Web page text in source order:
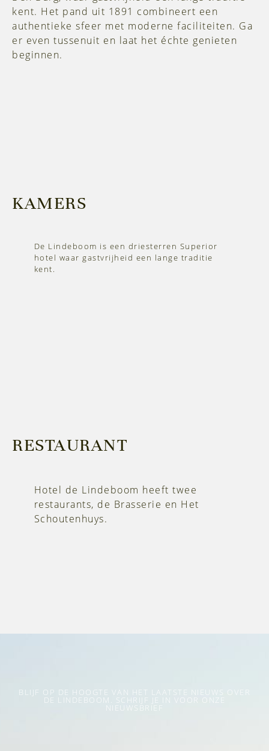
kent. Het pand uit 1891 combineert een
authentieke sfeer met moderne faciliteiten. Ga
er even tussenuit en laat het échte genieten
beginnen.
KAMERS
De Lindeboom is een driesterren Superior
hotel waar gastvrijheid een lange traditie
kent.
RESTAURANT
Hotel de Lindeboom heeft twee
restaurants, de Brasserie en Het
Schoutenhuys.
BLIJF OP DE HOOGTE VAN HET LAATSTE NIEUWS OVER
DE LINDEBOOM. SCHRIJF JE IN VOOR ONZE
NIEUWSBRIEF